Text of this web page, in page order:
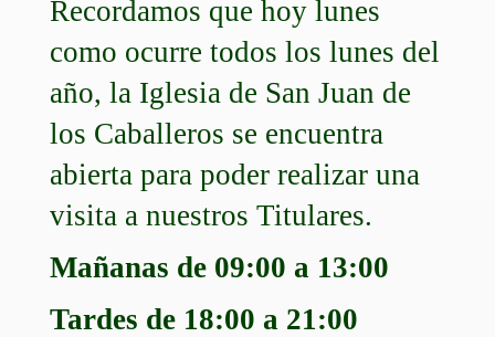
Recordamos que hoy lunes
como ocurre todos los lunes del
año, la Iglesia de San Juan de
los Caballeros se encuentra
abierta para poder realizar una
visita a nuestros Titulares.
Mañanas de 09:00 a 13:00
Tardes de 18:00 a 21:00